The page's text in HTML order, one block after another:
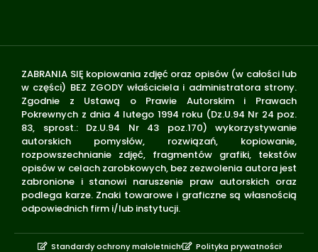
ZABRANIA SIĘ kopiowania zdjęć oraz opisów (w całości lub
w części) BEZ ZGODY właściciela i administratora strony.
Zgodnie z Ustawą o Prawie Autorskim i Prawach
Pokrewnych z dnia 4 lutego 1994 roku (Dz.U.94 Nr 24 poz.
83, sprost.: Dz.U.94 Nr 43 poz.170) wykorzystywanie
autorskich pomysłów, rozwiązań, kopiowanie,
rozpowszechnianie zdjęć, fragmentów grafiki, tekstów
opisów w celach zarobkowych, bez zezwolenia autora jest
zabronione i stanowi naruszenie praw autorskich oraz
podlega karze. Znaki towarowe i graficzne są własnością
odpowiednich firm i/lub instytucji.
Standardy ochrony małoletnich
Polityka prywatności